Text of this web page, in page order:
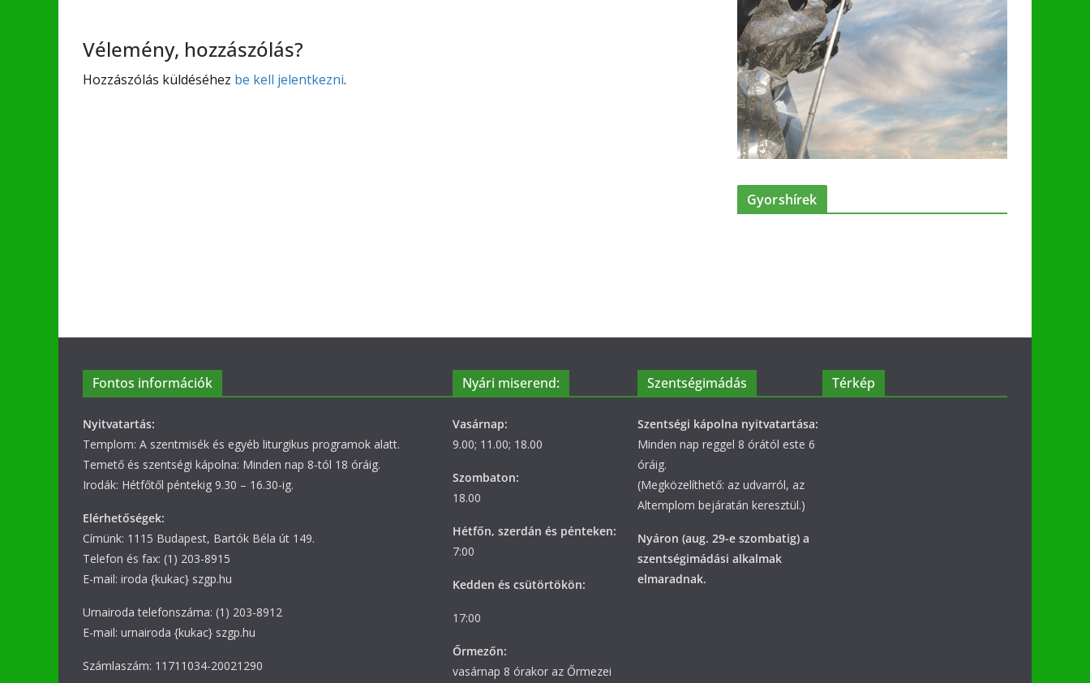
Vélemény, hozzászólás?
Hozzászólás küldéséhez be kell jelentkezni.
Gyorshírek
Fontos információk
Nyitvatartás:
Templom: A szentmisék és egyéb liturgikus programok alatt.
Temető és szentségi kápolna: Minden nap 8-tól 18 óráig.
Irodák: Hétfőtől péntekig 9.30 – 16.30-ig.
Elérhetőségek:
Címünk: 1115 Budapest, Bartók Béla út 149.
Telefon és fax: (1) 203-8915
E-mail: iroda {kukac} szgp.hu
Urnairoda telefonszáma: (1) 203-8912
E-mail: urnairoda {kukac} szgp.hu
Számlaszám: 11711034-20021290
Nyári miserend:
Vasárnap:
9.00; 11.00; 18.00
Szombaton:
18.00
Hétfőn, szerdán és pénteken:
7:00
Kedden és csütörtökön:
17:00
Őrmezőn:
vasárnap 8 órakor az Őrmezei
Szentségimádás
Szentségi kápolna nyitvatartása:
Minden nap reggel 8 órától este 6
óráig.
(Megközelíthető: az udvarról, az
Altemplom bejáratán keresztül.)
Nyáron (aug. 29-e szombatig) a
szentségimádási alkalmak
elmaradnak.
Térkép